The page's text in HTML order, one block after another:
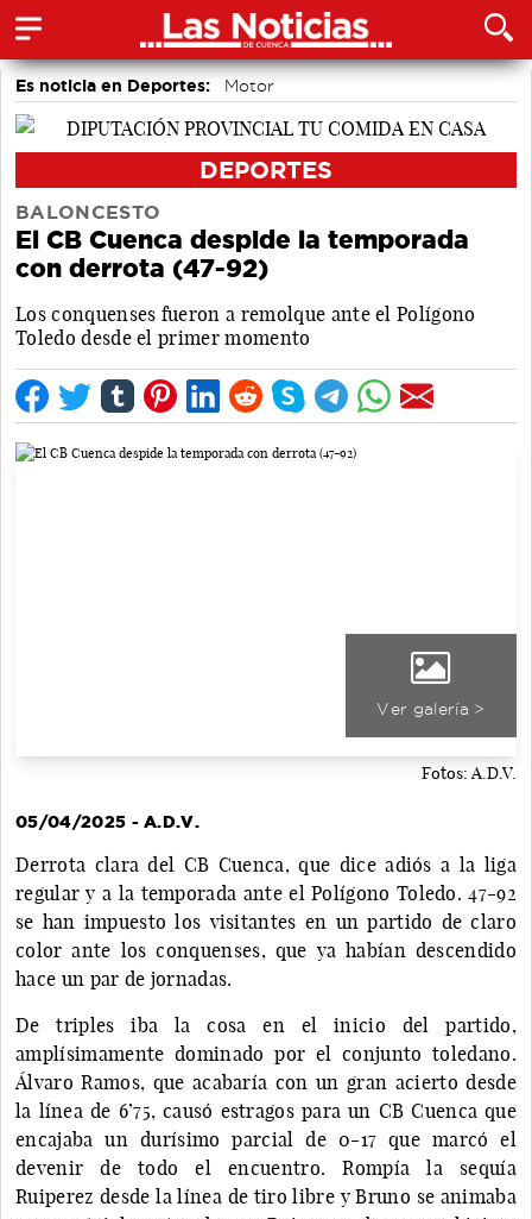
Es noticia en Deportes: Motor
DEPORTES
BALONCESTO
El CB Cuenca despide la temporada
con derrota (47-92)
Los conquenses fueron a remolque ante el Polígono
Toledo desde el primer momento
Ver galería >
Fotos: A.D.V.
05/04/2025 - A.D.V.
Derrota clara del CB Cuenca, que dice adiós a la liga
regular y a la temporada ante el Polígono Toledo. 47-92
se han impuesto los visitantes en un partido de claro
color ante los conquenses, que ya habían descendido
hace un par de jornadas.
De triples iba la cosa en el inicio del partido,
amplísimamente dominado por el conjunto toledano.
Álvaro Ramos, que acabaría con un gran acierto desde
la línea de 6’75, causó estragos para un CB Cuenca que
encajaba un durísimo parcial de 0-17 que marcó el
devenir de todo el encuentro. Rompía la sequía
Ruiperez desde la línea de tiro libre y Bruno se animaba